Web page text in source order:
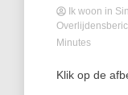
Ik woon in
Minutes
Klik op de